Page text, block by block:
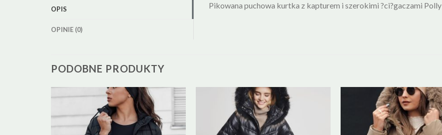
OPIS
OPINIE (0)
Pikowana puchowa kurtka z kapturem i szerokimi ?ci?gaczami Polly
PODOBNE PRODUKTY